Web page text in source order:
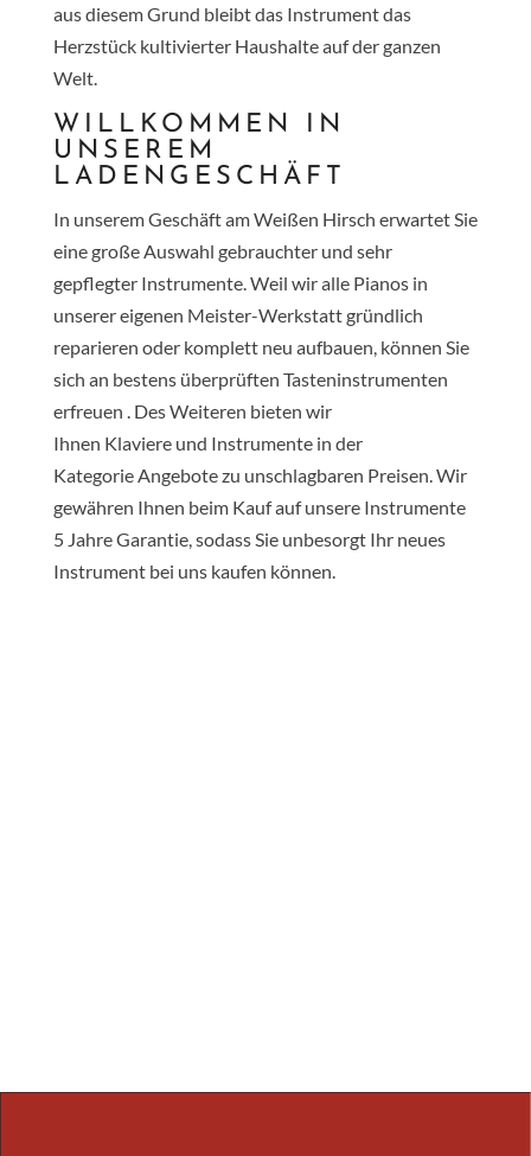
aus diesem Grund bleibt das Instrument das
Herzstück kultivierter Haushalte auf der ganzen
Welt.
WILLKOMMEN IN
UNSEREM
LADENGESCHÄFT
In unserem Geschäft am Weißen Hirsch erwartet Sie
eine große Auswahl gebrauchter und sehr
gepflegter Instrumente. Weil wir alle Pianos in
unserer eigenen Meister-Werkstatt gründlich
reparieren oder komplett neu aufbauen, können Sie
sich an bestens überprüften Tasteninstrumenten
erfreuen . Des Weiteren bieten wir
Ihnen Klaviere und Instrumente in der
KategorieAngebotezu unschlagbaren Preisen. Wir
gewähren Ihnen beim Kauf auf unsere Instrumente
5 Jahre Garantie, sodass Sie unbesorgt Ihr neues
Instrument bei uns kaufen können.